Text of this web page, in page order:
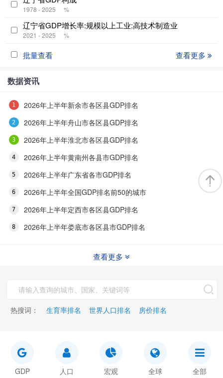
1978 - 2025 %
辽宁省GDP增长率:规模以上工业:高技术制造业
2021 - 2025 %
批量查看 查看更多
数据资讯
2026年上半年新余市各区县GDP排名
2026年上半年舟山市各区县GDP排名
2026年上半年淮北市各区县GDP排名
2026年上半年黄南州各县市GDP排名
2026年上半年广东省各市GDP排名
2026年上半年全国GDP排名前50的城市
2026年上半年定西市各区县GDP排名
2026年上半年娄底市各区县市GDP排名
查看更多
热搜词： 生育率排名 世界人口排名 房价排名
GDP 人口 宏观 全球 全部